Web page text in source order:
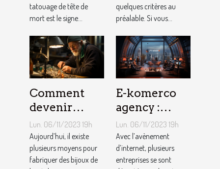
tatouage de tête de
mort est le signe...
quelques critères au
préalable. Si vous...
Comment
devenir
bijoutier-
joaillier ?
Lun. 06/11/2023 19h
Aujourd’hui, il existe
plusieurs moyens pour
fabriquer des bijoux de
E-komerco
agency :
qu’est-ce que
c’est ?
Lun. 06/11/2023 19h
Avec l’avènement
d’internet, plusieurs
entreprises se sont